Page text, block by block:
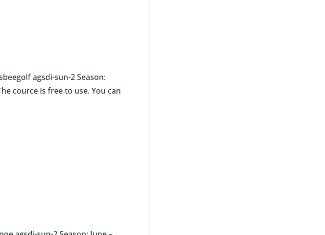
agsdi-sun-2 Season:
cource is free to use. You can